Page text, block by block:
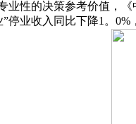
性的决策参考价值，
业收入同比下降1。